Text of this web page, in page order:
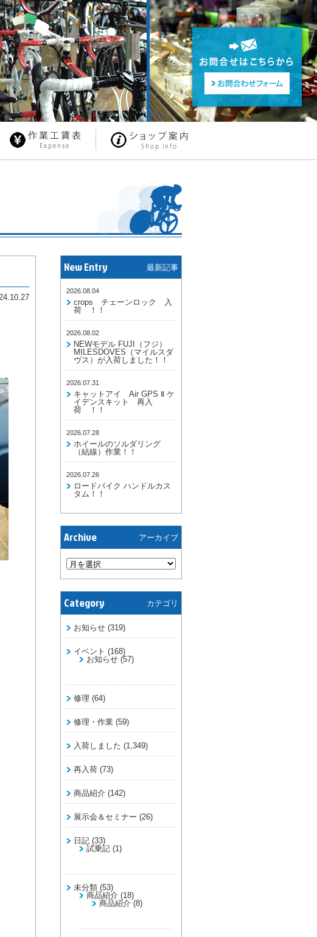
New Entry 最新記事
2026.08.04
crops チェーンロック 入
荷 ！！
2026.08.02
NEWモデル FUJI（フジ）
MILESDOVES（マイルスダ
ヴス）が入荷しました！！
2026.07.31
キャットアイ Air GPS Ⅱ ケ
イデンスキット 再入
荷 ！！
2026.07.28
ホイールのソルダリング
（結線）作業！！
2026.07.26
ロードバイク ハンドルカス
タム！！
Archive アーカイブ
Category カテゴリ
お知らせ (319)
イベント (168)
お知らせ (57)
修理 (64)
修理・作業 (59)
入荷しました (1,349)
再入荷 (73)
商品紹介 (142)
展示会＆セミナー (26)
日記 (33)
試乗記 (1)
未分類 (53)
商品紹介 (18)
商品紹介 (8)